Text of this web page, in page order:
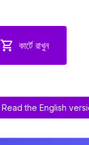
 কার্টে রাখুন
Read the English